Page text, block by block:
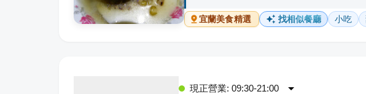
宜蘭美食精選 找相似餐廳 小吃
現正營業: 09:30-21:00